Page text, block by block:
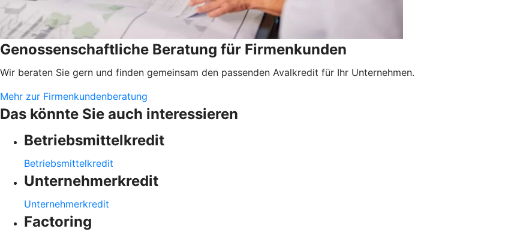
Genossenschaftliche Beratung für Firmenkunden
Wir beraten Sie gern und finden gemeinsam den passenden Avalkredit für Ihr Unternehmen.
Mehr zur Firmenkundenberatung
Das könnte Sie auch interessieren
Betriebsmittelkredit
Betriebsmittelkredit
Unternehmerkredit
Unternehmerkredit
Factoring